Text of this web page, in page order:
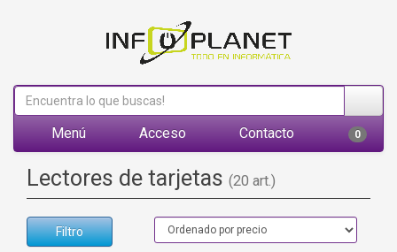
Menú Acceso Contacto 0
Lectores de tarjetas (20 art.)
Filtro